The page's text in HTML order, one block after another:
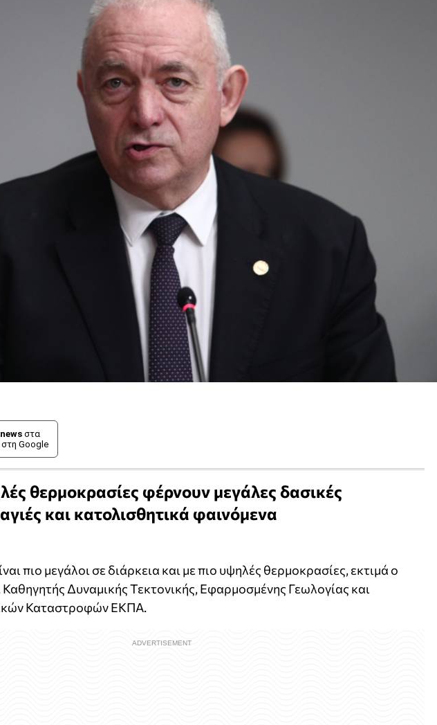
στα
Google
θερμοκρασίες φέρνουν μεγάλες δασικές
και κατολισθητικά φαινόμενα
πιο μεγάλοι σε διάρκεια και με πιο υψηλές θερμοκρασίες, εκτιμά ο
Καθηγητής Δυναμικής Τεκτονικής, Εφαρμοσμένης Γεωλογίας και
Καταστροφών ΕΚΠΑ.